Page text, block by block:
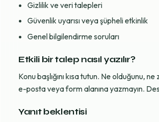
Gizlilik ve veri talepleri
Güvenlik uyarısı veya şüpheli etkinlik
Genel bilgilendirme soruları
Etkili bir talep nasıl yazılır?
Konu başlığını kısa tutun. Ne olduğunu,
e-posta veya form alanına yazmayın.
Yanıt beklentisi